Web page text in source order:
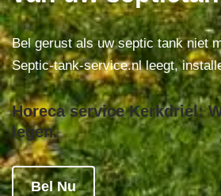
Bel gerust als uw septic tank niet
Septic-tank-service.nl leegt,
Horeca service Kerkdriel:
legen.
Bel Nu